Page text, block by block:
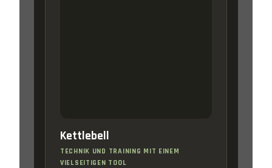
Kettlebell
TECHNIK UND TRAINING MIT EINEM
VIELSEITIGEN TOOL